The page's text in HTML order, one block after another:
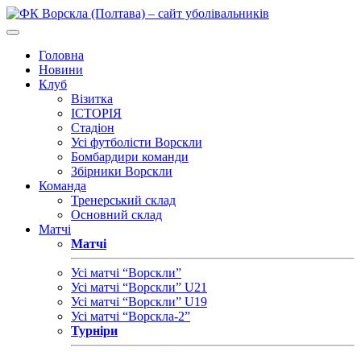
Головна
Новини
Клуб
Візитка
ІСТОРІЯ
Стадіон
Усі футболісти Ворскли
Бомбардири команди
Збірники Ворскли
Команда
Тренерський склад
Основний склад
Матчі
Матчі
Усі матчі “Ворскли”
Усі матчі “Ворскли” U21
Усі матчі “Ворскли” U19
Усі матчі “Ворскла-2”
Турніри